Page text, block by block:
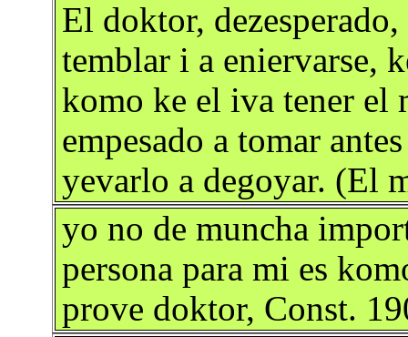
El doktor,
temblar i a eniervarse,
komo ke el iva tener el
empesado a tomar
yevarlo a degoyar. (El
yo no de muncha
persona para mi es
prove doktor, Const.